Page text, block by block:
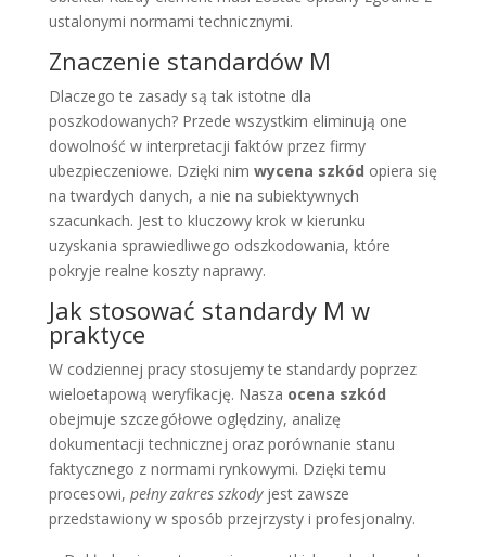
ustalonymi normami technicznymi.
Znaczenie standardów M
Dlaczego te zasady są tak istotne dla
poszkodowanych? Przede wszystkim eliminują one
dowolność w interpretacji faktów przez firmy
ubezpieczeniowe. Dzięki nim wycena szkód opiera się
na twardych danych, a nie na subiektywnych
szacunkach. Jest to kluczowy krok w kierunku
uzyskania sprawiedliwego odszkodowania, które
pokryje realne koszty naprawy.
Jak stosować standardy M w
praktyce
W codziennej pracy stosujemy te standardy poprzez
wieloetapową weryfikację. Nasza ocena szkód
obejmuje szczegółowe oględziny, analizę
dokumentacji technicznej oraz porównanie stanu
faktycznego z normami rynkowymi. Dzięki temu
procesowi, pełny zakres szkodyjest zawsze
przedstawiony w sposób przejrzysty i profesjonalny.